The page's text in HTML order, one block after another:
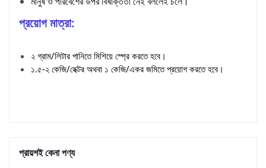
প্রয়োগ মাত্রা:
২ গ্রাম/লিটার পানিতে মিশিয়ে স্প্রে করতে হবে।
১.৫-২ কেজি/হেক্টর অথবা ১ কেজি/একর জমিতে প্রয়োগ করতে হবে।
প্রায়শই কেনা পণ্য